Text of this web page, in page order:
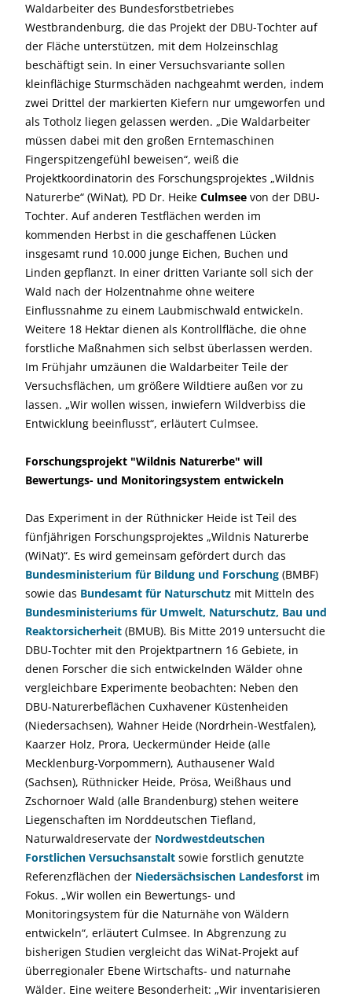
Waldarbeiter des Bundesforstbetriebes
Westbrandenburg, die das Projekt der DBU-Tochter auf
der Fläche unterstützen, mit dem Holzeinschlag
beschäftigt sein. In einer Versuchsvariante sollen
kleinflächige Sturmschäden nachgeahmt werden, indem
zwei Drittel der markierten Kiefern nur umgeworfen und
als Totholz liegen gelassen werden. „Die Waldarbeiter
müssen dabei mit den großen Erntemaschinen
Fingerspitzengefühl beweisen“, weiß die
Projektkoordinatorin des Forschungsprojektes „Wildnis
Naturerbe“ (WiNat), PD Dr. Heike Culmsee von der DBU-
Tochter. Auf anderen Testflächen werden im
kommenden Herbst in die geschaffenen Lücken
insgesamt rund 10.000 junge Eichen, Buchen und
Linden gepflanzt. In einer dritten Variante soll sich der
Wald nach der Holzentnahme ohne weitere
Einflussnahme zu einem Laubmischwald entwickeln.
Weitere 18 Hektar dienen als Kontrollfläche, die ohne
forstliche Maßnahmen sich selbst überlassen werden.
Im Frühjahr umzäunen die Waldarbeiter Teile der
Versuchsflächen, um größere Wildtiere außen vor zu
lassen. „Wir wollen wissen, inwiefern Wildverbiss die
Entwicklung beeinflusst“, erläutert Culmsee.
Forschungsprojekt "Wildnis Naturerbe" will
Bewertungs- und Monitoringsystem entwickeln
Das Experiment in der Rüthnicker Heide ist Teil des
fünfjährigen Forschungsprojektes „Wildnis Naturerbe
(WiNat)“. Es wird gemeinsam gefördert durch das
Bundesministerium für Bildung und Forschung (BMBF)
sowie das Bundesamt für Naturschutz mit Mitteln des
Bundesministeriums für Umwelt, Naturschutz, Bau und
Reaktorsicherheit (BMUB). Bis Mitte 2019 untersucht die
DBU-Tochter mit den Projektpartnern 16 Gebiete, in
denen Forscher die sich entwickelnden Wälder ohne
vergleichbare Experimente beobachten: Neben den
DBU-Naturerbeflächen Cuxhavener Küstenheiden
(Niedersachsen), Wahner Heide (Nordrhein-Westfalen),
Kaarzer Holz, Prora, Ueckermünder Heide (alle
Mecklenburg-Vorpommern), Authausener Wald
(Sachsen), Rüthnicker Heide, Prösa, Weißhaus und
Zschornoer Wald (alle Brandenburg) stehen weitere
Liegenschaften im Norddeutschen Tiefland,
Naturwaldreservate der Nordwestdeutschen
Forstlichen Versuchsanstalt sowie forstlich genutzte
Referenzflächen der Niedersächsischen Landesforst im
Fokus. „Wir wollen ein Bewertungs- und
Monitoringsystem für die Naturnähe von Wäldern
entwickeln“, erläutert Culmsee. In Abgrenzung zu
bisherigen Studien vergleicht das WiNat-Projekt auf
überregionaler Ebene Wirtschafts- und naturnahe
Wälder. Eine weitere Besonderheit: „Wir inventarisieren